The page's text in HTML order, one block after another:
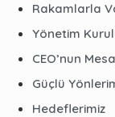
Rakamlarla
Yönetim
CEO’nun
Güçlü
Hedeflerimiz